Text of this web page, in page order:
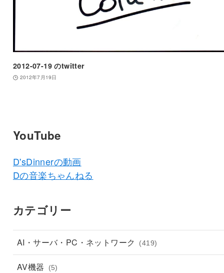
2012-07-19 のtwitter
2012年7月19日
YouTube
D'sDinnerの動画
Dの音楽ちゃんねる
カテゴリー
AI・サーバ・PC・ネットワーク (419)
AV機器 (5)